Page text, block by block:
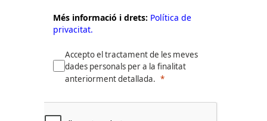
Més informació i drets: Política de
privacitat.
Accepto el tractament de les meves
dades personals per a la finalitat
anteriorment detallada.